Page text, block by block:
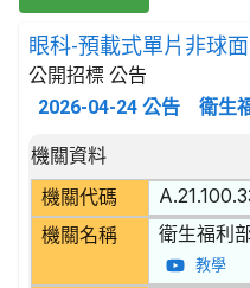
眼科-預載式單片非球
公開招標 公告
2026-04-24 公告 衛生
招標公告詳細內容
機關資料
機關代碼
機關名稱 衛生福利
教學